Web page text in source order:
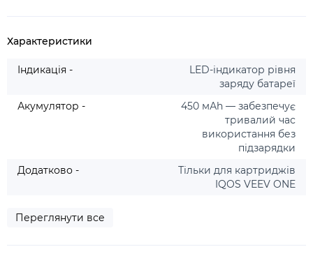
Характеристики
Індикація -
LED-індикатор рівня
заряду батареї
Акумулятор -
450 мАh — забезпечує
тривалий час
використання без
підзарядки
Додатково -
Тільки для картриджів
IQOS VEEV ONE
Переглянути все